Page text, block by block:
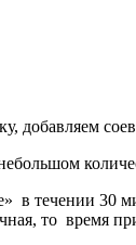
добавляем
в течении 30
то время